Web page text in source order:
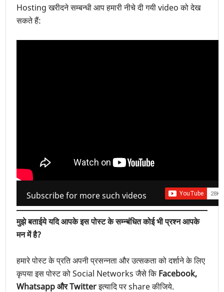
Hosting खरीदने सम्बन्धी आप हमारी नीचे दी गयी video को देख
सकते हैं:
Subscribe for more such videos
मुझे बताईये यदि आपके इस पोस्ट के सम्न्बंधित कोई भी प्रश्न आपके
मन में है?
हमारे पोस्ट के प्रति अपनी प्रसन्नता और उत्सकता को दर्शाने के लिए
कृपया इस पोस्ट को Social Networks जैसे किFacebook,
Whatsapp और Twitterइत्यादि पर share कीजिये.